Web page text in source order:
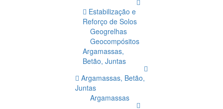
Estabilização e
Reforço de Solos
Geogrelhas
Geocompósitos
Argamassas,
Betão, Juntas
Argamassas, Betão,
Juntas
Argamassas